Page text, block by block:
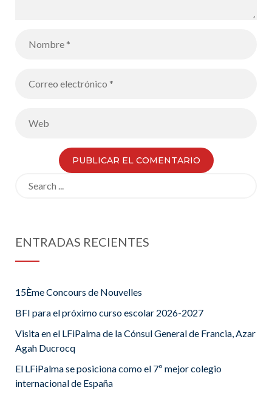
ENTRADAS RECIENTES
15Ème Concours de Nouvelles
BFI para el próximo curso escolar 2026-2027
Visita en el LFiPalma de la Cónsul General de Francia, Azar
Agah Ducrocq
El LFiPalma se posiciona como el 7º mejor colegio
internacional de España